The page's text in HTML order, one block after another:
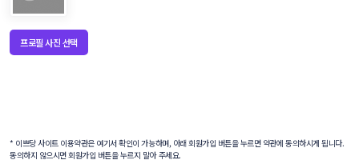
프로필 사진 선택
* 이쁘당 사이트 이용약관은 여기서 확인이 가능하며, 아래 회원가입 버튼을 누르면 약관에 동의하시게 됩니다.
동의하지 않으시면 회원가입 버튼을 누르지 말아 주세요.